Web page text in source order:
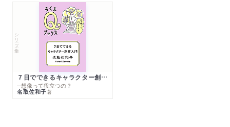
シリーズ・全集
７日でできるキャラクター創作入門
─想像って役立つの？
名取佐和子著